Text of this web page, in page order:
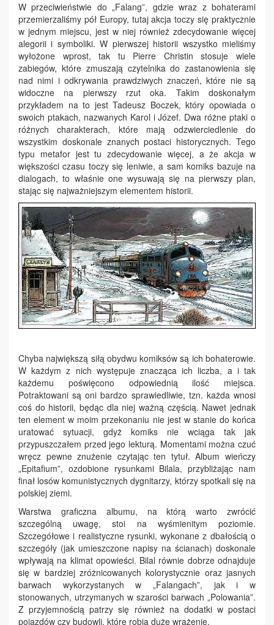
W przeciwieństwie do „Falang”, gdzie wraz z bohaterami
przemierzaliśmy pół Europy, tutaj akcja toczy się praktycznie
w jednym miejscu, jest w niej również zdecydowanie więcej
alegorii i symboliki. W pierwszej historii wszystko mieliśmy
wyłożone wprost, tak tu Pierre Christin stosuje wiele
zabiegów, które zmuszają czytelnika do zastanowienia się
nad nimi i odkrywania prawdziwych znaczeń, które nie są
widoczne na pierwszy rzut oka. Takim doskonałym
przykładem na to jest Tadeusz Boczek, który opowiada o
swoich ptakach, nazwanych Karol i Józef. Dwa różne ptaki o
różnych charakterach, które mają odzwierciedlenie do
wszystkim doskonale znanych postaci historycznych. Tego
typu metafor jest tu zdecydowanie więcej, a że akcja w
większości czasu toczy się leniwie, a sam komiks bazuje na
dialogach, to właśnie one wysuwają się na pierwszy plan,
stając się najważniejszym elementem historii.
Chyba największą siłą obydwu komiksów są ich bohaterowie.
W każdym z nich występuje znacząca ich liczba, a i tak
każdemu poświęcono odpowiednią ilość miejsca.
Potraktowani są oni bardzo sprawiedliwie, tzn. każda wnosi
coś do historii, będąc dla niej ważną częścią. Nawet jednak
ten element w moim przekonaniu nie jest w stanie do końca
uratować sytuacji, gdyż komiks nie wciąga tak jak
przypuszczałem przed jego lekturą. Momentami można czuć
wręcz pewne znużenie czytając ten tytuł. Album wieńczy
„Epitafium”, ozdobione rysunkami Bilala, przybliżając nam
finał losów komunistycznych dygnitarzy, którzy spotkali się na
polskiej ziemi.
Warstwa graficzna albumu, na którą warto zwrócić
szczególną uwagę, stoi na wyśmienitym poziomie.
Szczegółowe i realistyczne rysunki, wykonane z dbałością o
szczegóły (jak umieszczone napisy na ścianach) doskonale
wpływają na klimat opowieści. Bilal równie dobrze odnajduje
się w bardziej zróżnicowanych kolorystycznie oraz jasnych
barwach wykorzystanych w „Falangach”, jak i w
stonowanych, utrzymanych w szarości barwach „Polowania”.
Z przyjemnością patrzy się również na dodatki w postaci
pojazdów czy budowli, które robią duże wrażenie.